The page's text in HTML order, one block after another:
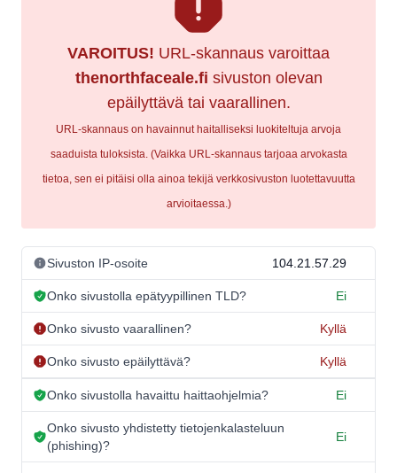
VAROITUS! URL-skannaus varoittaa
thenorthfaceale.fi sivuston olevan
epäilyttävä tai vaarallinen.
URL-skannaus on havainnut haitalliseksi luokiteltuja arvoja
saaduista tuloksista. (Vaikka URL-skannaus tarjoaa arvokasta
tietoa, sen ei pitäisi olla ainoa tekijä verkkosivuston luotettavuutta
arvioitaessa.)
Sivuston IP-osoite 104.21.57.29
Onko sivustolla epätyypillinen TLD? Ei
Onko sivusto vaarallinen? Kyllä
Onko sivusto epäilyttävä? Kyllä
Onko sivustolla havaittu haittaohjelmia? Ei
Onko sivusto yhdistetty tietojenkalasteluun
(phishing)?
Ei